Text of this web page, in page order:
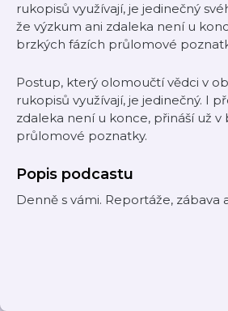
rukopisů využívají, je jedinečný
že výzkum ani zdaleka není u
brzkých fázích průlomové
Postup, který olomoučtí vědci v
rukopisů využívají, je jedinečný. I
zdaleka není u konce, přináší už v
průlomové poznatky.
Popis podcastu
Denně s vámi. Reportáže, zábava